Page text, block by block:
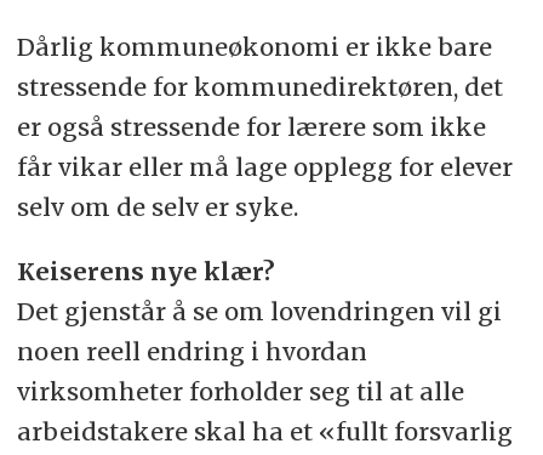
Dårlig kommuneøkonomi er ikke bare
stressende for kommunedirektøren, det
er også stressende for lærere som ikke
får vikar eller må lage opplegg for elever
selv om de selv er syke.
Keiserens nye klær?
Det gjenstår å se om lovendringen vil gi
noen reell endring i hvordan
virksomheter forholder seg til at alle
arbeidstakere skal ha et «fullt forsvarlig